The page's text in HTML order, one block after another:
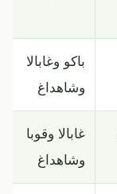
باكو وغابالا
وشاهداغ
غابالا وقوبا
وشاهداغ